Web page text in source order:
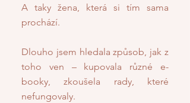
A taky žena, která si tím sama
prochází.
Dlouho jsem hledala způsob, jak z
toho ven – kupovala různé e-
booky, zkoušela rady, které
nefungovaly.